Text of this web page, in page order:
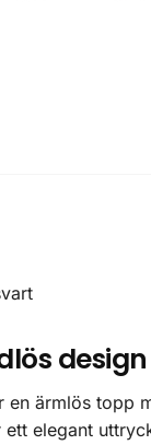
en ärmlös
ett elegant